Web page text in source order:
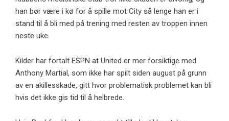
han bør være i kø for å spille mot City så lenge han er i
stand til å bli med på trening med resten av troppen innen
neste uke.
Kilder har fortalt ESPN at United er mer forsiktige med
Anthony Martial, som ikke har spilt siden august på grunn
av en akillesskade, gitt hvor problematisk problemet kan bli
hvis det ikke gis tid til å helbrede.